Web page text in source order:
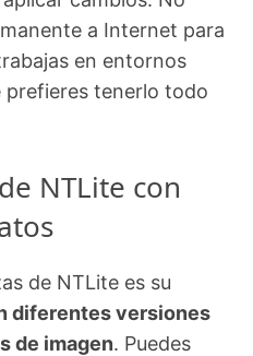
a Internet para
en entornos
prefieres tenerlo todo
NTLite con
de NTLite es su
diferentes versiones
de imagen. Puedes